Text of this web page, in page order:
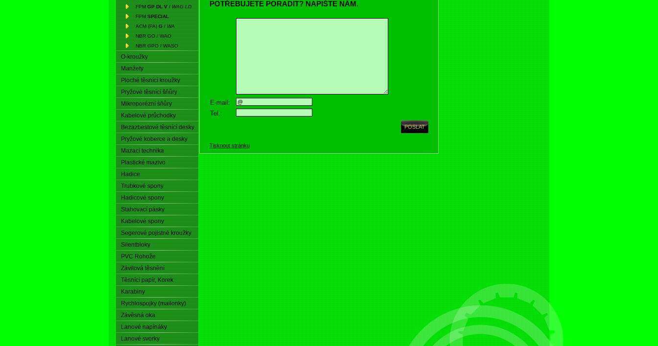
FPM GP DL V / WAG LD
FPM SPECIAL
ACM (PA) G / WA
NBR GO / WAO
NBR GPO / WASO
O-kroužky
Manžety
Ploché těsnící kroužky
Pryžové těsnící šňůry
Mikroporézní šňůry
Kabelové průchodky
Bezazbestové těsnící desky
Pryžové koberce a desky
Mazací technika
Plastické mazivo
Hadice
Trubkové spony
Hadicové spony
Stahovací pásky
Kabelové spony
Segerové pojistné kroužky
Silentbloky
PVC Rohože
Závitová těsnění
Těsnící papír, Korek
Karabiny
Rychlospojky (mailonky)
Závěsná oka
Lanové napínáky
Lanové svorky
POTŘEBUJETE PORADIT? NAPIŠTE NÁM.
E-mail:
Tel.:
Tisknout stránku